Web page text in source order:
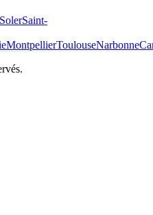
Saint-
MontpellierToulouseNarbonne